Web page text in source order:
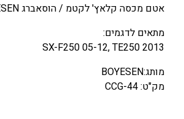
מ
צ
מ
K
T
אטם מכסה קלאץ' לקטמ / הוסאברג BOYESEN
מתאים לדגמים:
SX-F250 05-12, TE250 2013
מותג:BOYESEN
מק"ט: CCG-44